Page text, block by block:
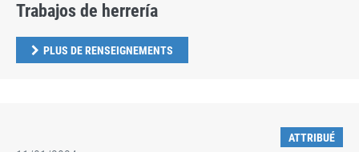
Trabajos de herrería
PLUS DE RENSEIGNEMENTS
ATTRIBUÉ